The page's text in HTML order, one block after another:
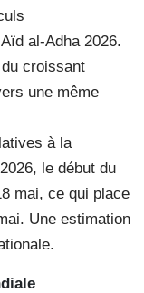
al-Adha 2026.
croissant
une même
à la
le début du
mai, ce qui place
Une estimation